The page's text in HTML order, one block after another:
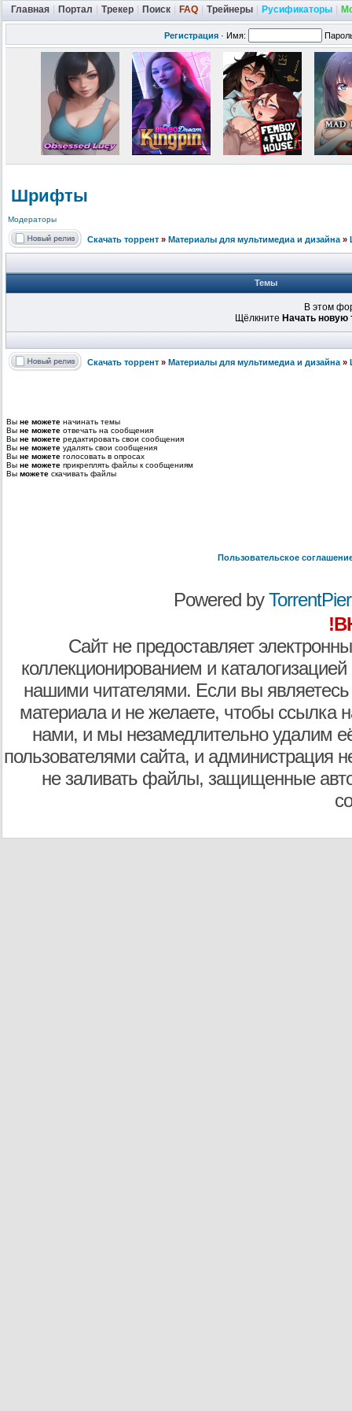
Главная Портал Трекер Поиск FAQ Трейнеры Русификаторы
Регистрация · Имя:
Шрифты
Модераторы
Скачать торрент » Материалы для мультимедиа и дизайна »
Темы
В этом
Щёлкните Начать новую
Скачать торрент » Материалы для мультимедиа и дизайна »
Вы не можете начинать темы
Вы не можете отвечать на сообщения
Вы не можете редактировать свои сообщения
Вы не можете удалять свои сообщения
Вы не можете голосовать в опросах
Вы не можете прикреплять файлы к сообщениям
Вы можете скачивать файлы
Пользовательское
Powered by
Сайт не предоставляет
коллекционированием и
нашими читателями. Если вы являетесь
материала и не желаете, чтобы ссылка
нами, и мы незамедлительно удалим
пользователями сайта, и администрация
не заливать файлы, защищенные